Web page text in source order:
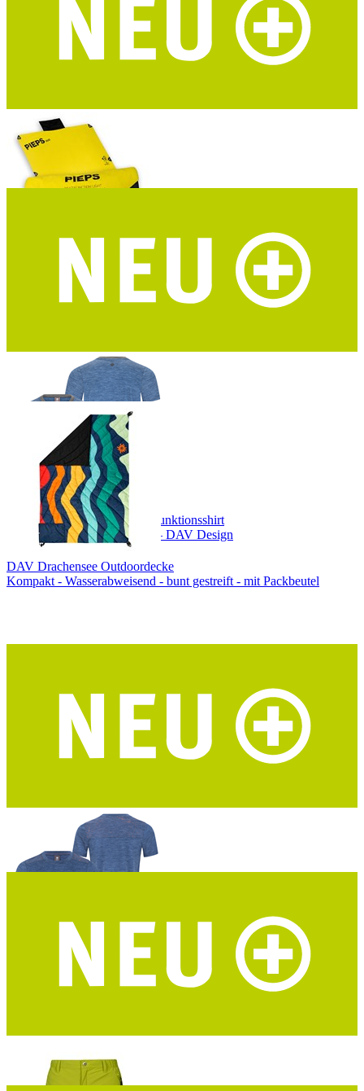
ROADTYPING Kinder Trinkflasche Adventure Kid
PIEPS Bivy Duo Biwaksack
2 Personen - 8 verstärkte Ösen - geeignet als Nottrage
DAV Hocheisspitze Herren Funktionsshirt
Merino-Tencel® – blau/grau – DAV Design
DAV Drachensee Outdoordecke
Kompakt - Wasserabweisend - bunt gestreift - mit Packbeutel
DAV Hochthron Damen Funktionsshirt
Merino-Tencel® – marine – DAV Design